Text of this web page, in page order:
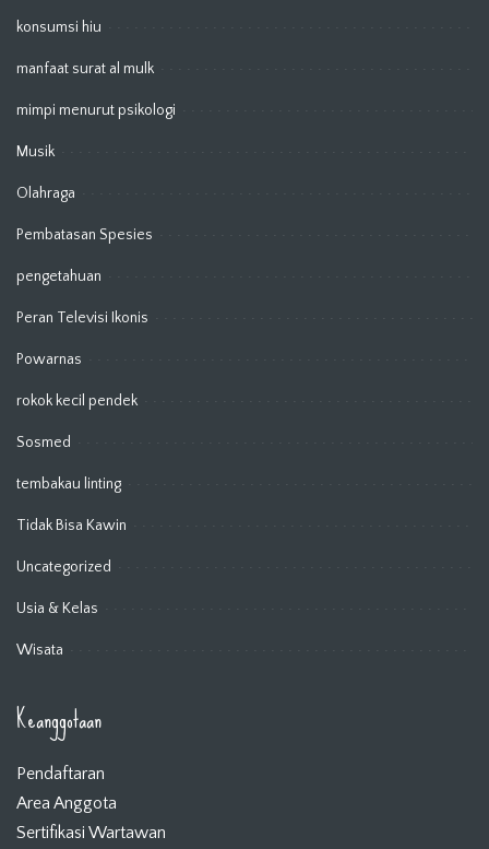
konsumsi hiu
manfaat surat al mulk
mimpi menurut psikologi
Musik
Olahraga
Pembatasan Spesies
pengetahuan
Peran Televisi Ikonis
Powarnas
rokok kecil pendek
Sosmed
tembakau linting
Tidak Bisa Kawin
Uncategorized
Usia & Kelas
Wisata
Keanggotaan
Pendaftaran
Area Anggota
Sertifikasi Wartawan